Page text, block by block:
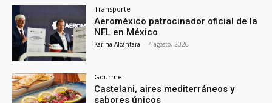
Transporte
Aeroméxico patrocinador oficial de la
NFL en México
Karina Alcántara - 4 agosto, 2026
Gourmet
Castelani, aires mediterráneos y
sabores únicos